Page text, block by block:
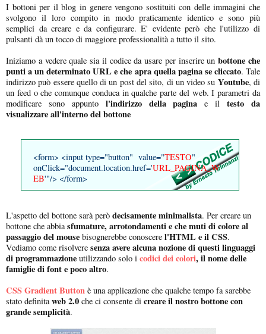
I bottoni per il blog in genere vengono sostituiti con delle immagini che
svolgono il loro compito in modo praticamente identico e sono più
semplici da creare e da configurare. E' evidente però che l'utilizzo di
pulsanti dà un tocco di maggiore professionalità a tutto il sito.
Iniziamo a vedere quale sia il codice da usare per inserire unbottone che
punti a un determinato URL e che apra quella pagina se cliccato. Tale
indirizzo può essere quello di un post del sito, di un video su Youtube, di
un feed o che comunque conduca in qualche parte del web. I parametri da
modificare sono appunto l'indirizzo della pagina e iltesto da
visualizzare all'interno del bottone
<form> <input type="button" value="TESTO"
onClick="document.location.href='URL_PAGINA_W
EB'"/> </form>
L'aspetto del bottone sarà però decisamente minimalista. Per creare un
bottone che abbiasfumature, arrotondamenti e che muti di colore al
passaggio del mouse bisognerebbe conoscere l'HTML e il CSS.
Vediamo come risolvere senza avere alcuna nozione di questi linguaggi
di programmazione utilizzando solo i codici dei colori, il nome delle
famiglie di font e poco altro.
CSS Gradient Button è una applicazione che qualche tempo fa sarebbe
stato definitaweb 2.0 che ci consente di creare il nostro bottone con
grande semplicità.